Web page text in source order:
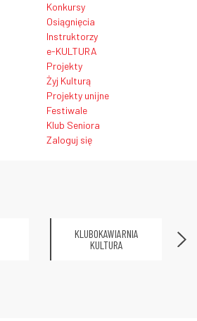
Konkursy
Osiągnięcia
Instruktorzy
e-KULTURA
Projekty
Żyj Kulturą
Projekty unijne
Festiwale
Klub Seniora
Zaloguj się
KLUBOKAWIARNIA
KULTURA